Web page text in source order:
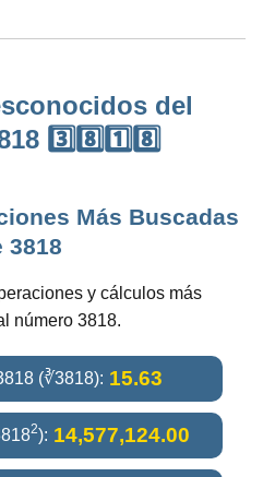
del
3️⃣8️⃣1️⃣8️⃣
Más Buscadas
3818
y cálculos más
número 3818.
(∛3818): 15.63
2): 14,577,124.00